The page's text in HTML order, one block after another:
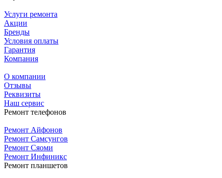
Услуги ремонта
Акции
Бренды
Условия оплаты
Гарантия
Компания
О компании
Отзывы
Реквизиты
Наш сервис
Ремонт телефонов
Ремонт Айфонов
Ремонт Самсунгов
Ремонт Сяоми
Ремонт Инфиникс
Ремонт планшетов